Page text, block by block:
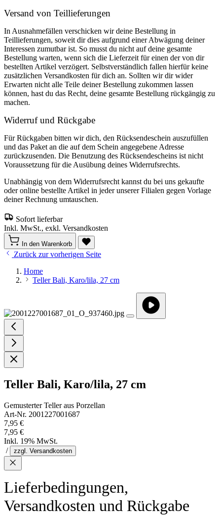
Versand von Teillieferungen
In Ausnahmefällen verschicken wir deine Bestellung in
Teillieferungen, soweit dir dies aufgrund einer Abwägung deiner
Interessen zumutbar ist. So musst du nicht auf deine gesamte
Bestellung warten, wenn sich die Lieferzeit für einen der von dir
bestellten Artikel verzögert. Selbstverständlich fallen hierfür keine
zusätzlichen Versandkosten für dich an. Sollten wir dir wider
Erwarten nicht alle Teile deiner Bestellung zukommen lassen
können, hast du das Recht, deine gesamte Bestellung rückgängig zu
machen.
Widerruf und Rückgabe
Für Rückgaben bitten wir dich, den Rücksendeschein auszufüllen
und das Paket an die auf dem Schein angegebene Adresse
zurückzusenden. Die Benutzung des Rücksendescheins ist nicht
Voraussetzung für die Ausübung deines Widerrufsrechts.
Unabhängig von dem Widerrufsrecht kannst du bei uns gekaufte
oder online bestellte Artikel in jeder unserer Filialen gegen Vorlage
deiner Rechnung umtauschen.
Sofort lieferbar
Inkl. MwSt., exkl. Versandkosten
In den Warenkorb
Zurück zur vorherigen Seite
Home
Teller Bali, Karo/lila, 27 cm
Teller Bali, Karo/lila, 27 cm
Gemusterter Teller aus Porzellan
Art-Nr. 2001227001687
7,95 €
7,95 €
Inkl. 19% MwSt.
/
zzgl. Versandkosten
Lieferbedingungen,
Versandkosten und Rückgabe